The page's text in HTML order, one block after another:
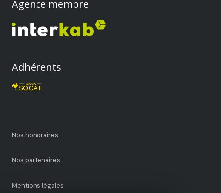
Agence membre
Adhérents
Nos honoraires
Nos partenaires
Mentions légales